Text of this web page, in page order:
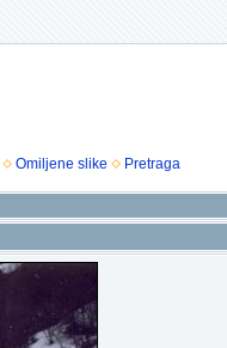
Omiljene slike Pretraga